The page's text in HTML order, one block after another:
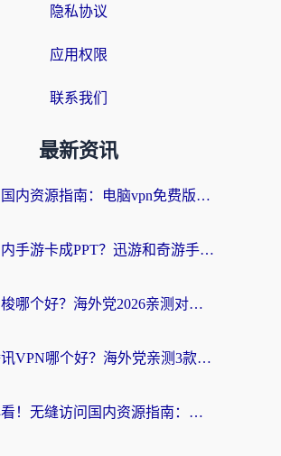
隐私协议
应用权限
联系我们
最新资讯
海外党刷国内资源指南：电脑vpn免费版真的能用吗？选对加速器才是关键
海外玩国内手游卡成PPT？迅游和奇游手游哪个好？附真实VPN评测及番茄加速器体验
迅游和穿梭哪个好？海外党2026亲测对比+免费vs付费选择指南，附番茄加速器实测体验
穿梭和腾讯VPN哪个好？海外党亲测3款热门回国加速器，附避坑指南
海外党必看！无缝访问国内资源指南：从vpn官网下载到加速器选择（附番茄实测）